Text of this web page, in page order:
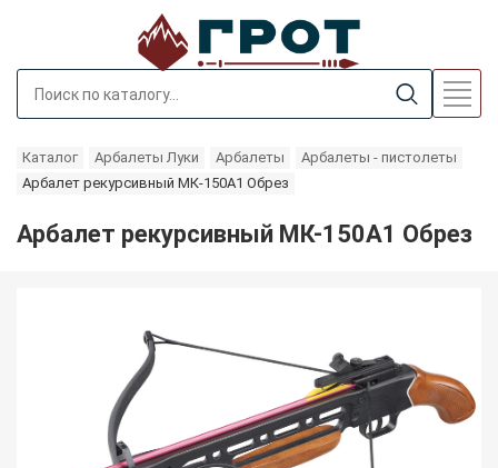
Каталог Арбалеты Луки Арбалеты
Арбалеты - пистолеты
Арбалет рекурсивный МК-150A1 Обрез
Арбалет рекурсивный МК-150A1 Обрез